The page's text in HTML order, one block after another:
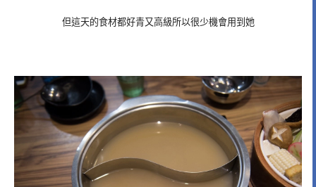
但這天的食材都好青又高級所以很少機會用到她